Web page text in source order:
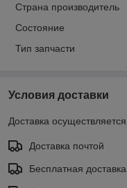
Страна производитель
Состояние
Тип запчасти
Условия доставки
Доставка
Доставка почтой
Бесплатная